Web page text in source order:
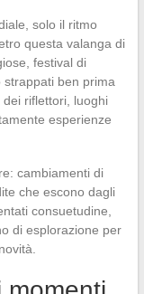
solo il ritmo
questa valanga di
festival di
ben prima
dei riflettori, luoghi
esperienze
cambiamenti di
che escono dagli
consuetudine,
di esplorazione per